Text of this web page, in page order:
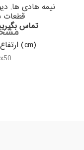
نیمه هادی ها,
قطعات
تماس بگیرید
(cm) ارتفاع * عرض * طول